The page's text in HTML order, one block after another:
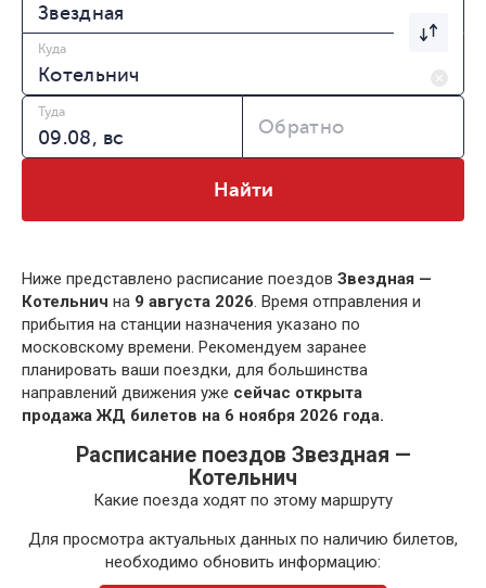
Куда
Туда
Обратно
Найти
Ниже представлено расписание поездов Звездная —
Котельнич на 9 августа 2026. Время отправления и
прибытия на станции назначения указано по
московскому времени. Рекомендуем заранее
планировать ваши поездки, для большинства
направлений движения уже сейчас открыта
продажа ЖД билетов на 6 ноября 2026 года.
Расписание поездов Звездная —
Котельнич
Какие поезда ходят по этому маршруту
Для просмотра актуальных данных по наличию билетов,
необходимо обновить информацию: